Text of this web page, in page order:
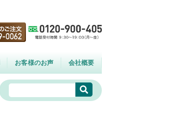
お客様のお声 会社概要